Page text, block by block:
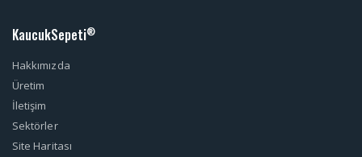
KaucukSepeti®
Hakkımızda
Üretim
İletişim
Sektörler
Site Haritası